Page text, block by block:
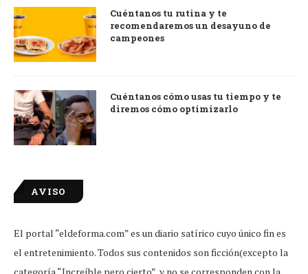
Cuéntanos tu rutina y te
recomendaremos un desayuno de
campeones
Cuéntanos cómo usas tu tiempo y te
diremos cómo optimizarlo
AVISO
El portal “eldeforma.com” es un diario satírico cuyo único fin es
el entretenimiento. Todos sus contenidos son ficción(excepto la